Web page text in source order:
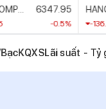
ra Nga vẫn nắm "nắm
nào, chỉ là chưa muốn
lọt top “tốt bậc nhất thế
8/2026: Cùng với BIDV
IDX COMPOSITE 6347.95
-0.5 % -136.86
KQXSLãi suất - Tỷ